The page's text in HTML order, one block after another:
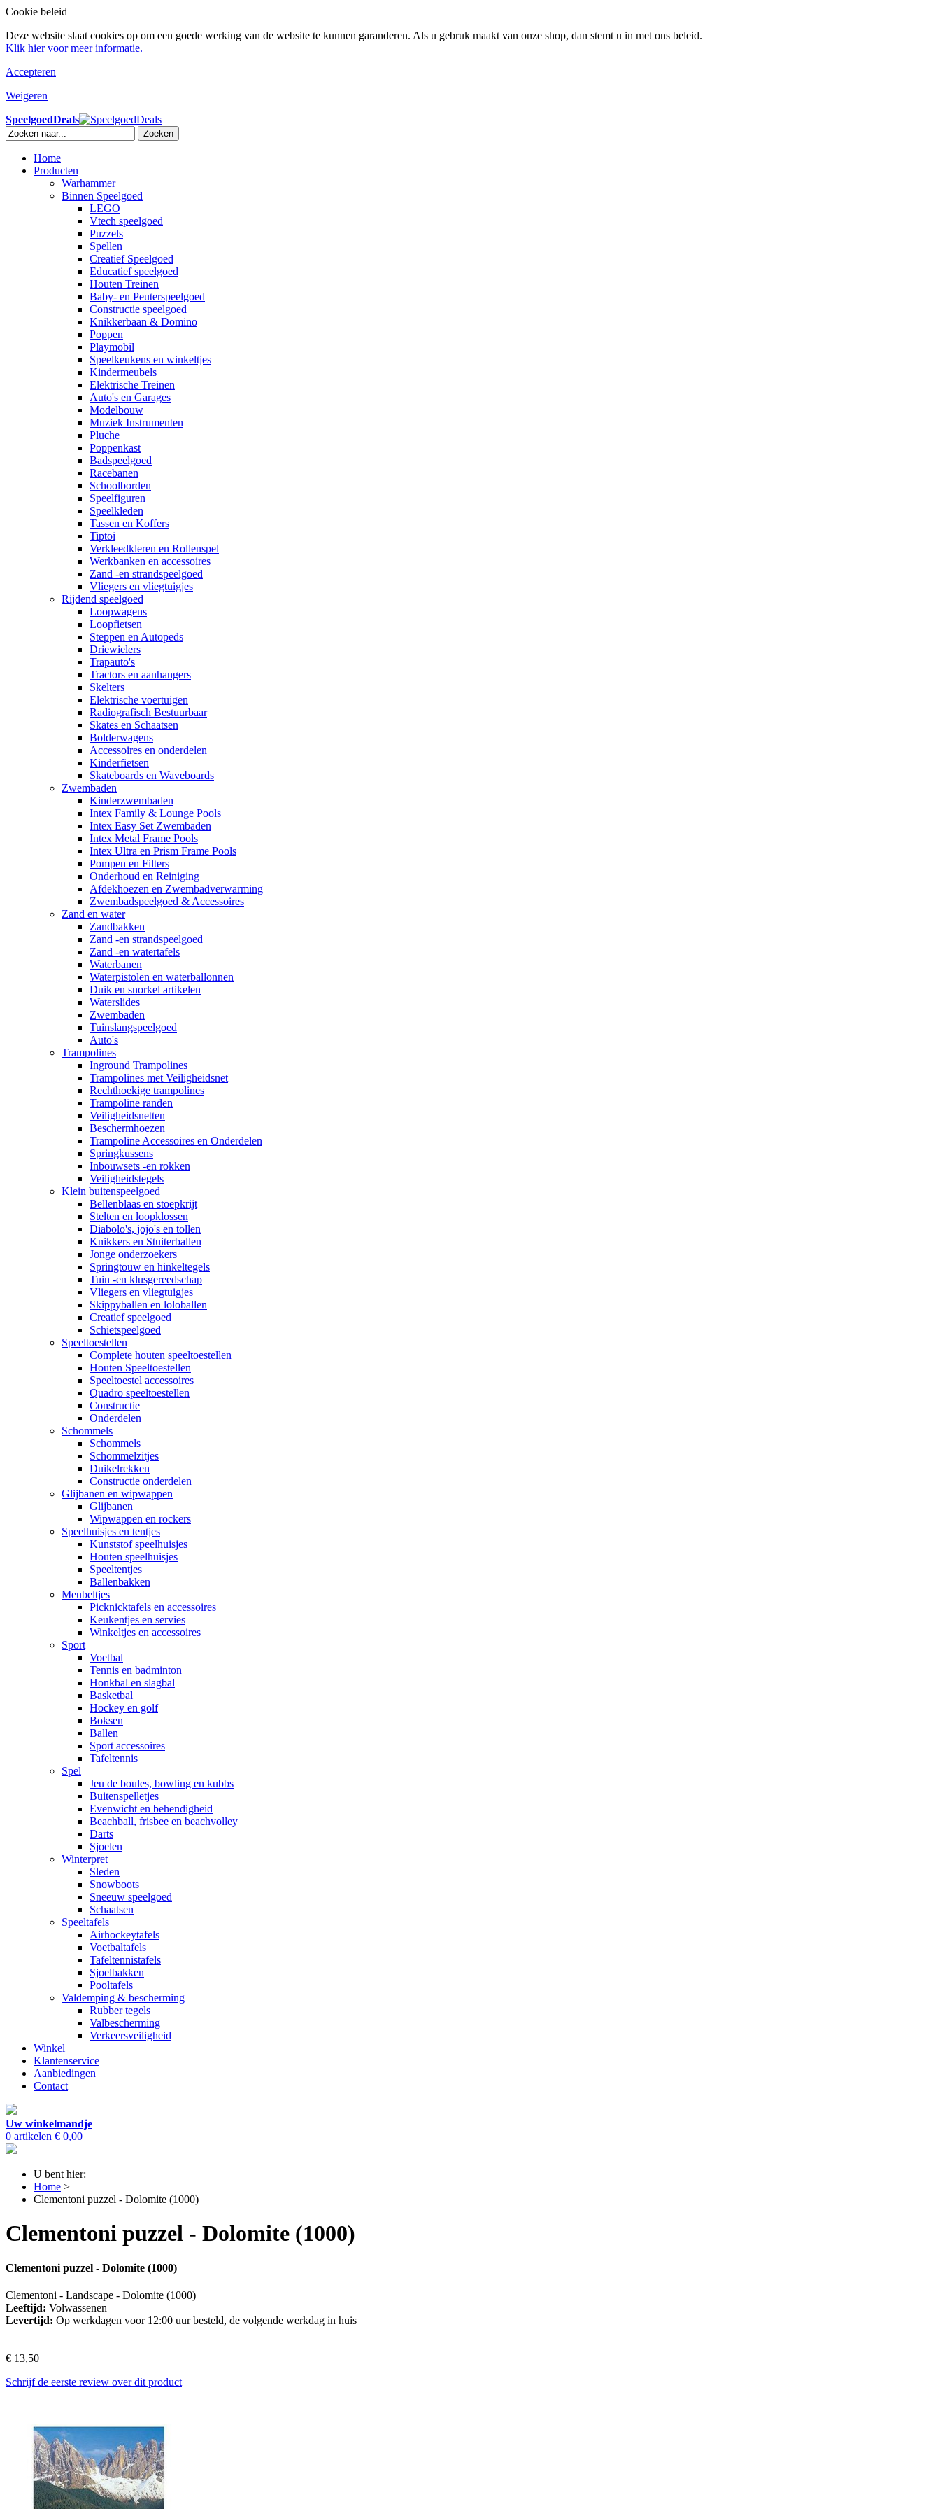
Cookie beleid
Deze website slaat cookies op om een goede werking van de website te kunnen garanderen. Als u gebruk maakt van onze shop, dan stemt u in met ons beleid.
Klik hier voor meer informatie.
Accepteren
Weigeren
SpeelgoedDeals
Zoeken
Home
Producten
Warhammer
Binnen Speelgoed
LEGO
Vtech speelgoed
Puzzels
Spellen
Creatief Speelgoed
Educatief speelgoed
Houten Treinen
Baby- en Peuterspeelgoed
Constructie speelgoed
Knikkerbaan & Domino
Poppen
Playmobil
Speelkeukens en winkeltjes
Kindermeubels
Elektrische Treinen
Auto's en Garages
Modelbouw
Muziek Instrumenten
Pluche
Poppenkast
Badspeelgoed
Racebanen
Schoolborden
Speelfiguren
Speelkleden
Tassen en Koffers
Tiptoi
Verkleedkleren en Rollenspel
Werkbanken en accessoires
Zand -en strandspeelgoed
Vliegers en vliegtuigjes
Rijdend speelgoed
Loopwagens
Loopfietsen
Steppen en Autopeds
Driewielers
Trapauto's
Tractors en aanhangers
Skelters
Elektrische voertuigen
Radiografisch Bestuurbaar
Skates en Schaatsen
Bolderwagens
Accessoires en onderdelen
Kinderfietsen
Skateboards en Waveboards
Zwembaden
Kinderzwembaden
Intex Family & Lounge Pools
Intex Easy Set Zwembaden
Intex Metal Frame Pools
Intex Ultra en Prism Frame Pools
Pompen en Filters
Onderhoud en Reiniging
Afdekhoezen en Zwembadverwarming
Zwembadspeelgoed & Accessoires
Zand en water
Zandbakken
Zand -en strandspeelgoed
Zand -en watertafels
Waterbanen
Waterpistolen en waterballonnen
Duik en snorkel artikelen
Waterslides
Zwembaden
Tuinslangspeelgoed
Auto's
Trampolines
Inground Trampolines
Trampolines met Veiligheidsnet
Rechthoekige trampolines
Trampoline randen
Veiligheidsnetten
Beschermhoezen
Trampoline Accessoires en Onderdelen
Springkussens
Inbouwsets -en rokken
Veiligheidstegels
Klein buitenspeelgoed
Bellenblaas en stoepkrijt
Stelten en loopklossen
Diabolo's, jojo's en tollen
Knikkers en Stuiterballen
Jonge onderzoekers
Springtouw en hinkeltegels
Tuin -en klusgereedschap
Vliegers en vliegtuigjes
Skippyballen en loloballen
Creatief speelgoed
Schietspeelgoed
Speeltoestellen
Complete houten speeltoestellen
Houten Speeltoestellen
Speeltoestel accessoires
Quadro speeltoestellen
Constructie
Onderdelen
Schommels
Schommels
Schommelzitjes
Duikelrekken
Constructie onderdelen
Glijbanen en wipwappen
Glijbanen
Wipwappen en rockers
Speelhuisjes en tentjes
Kunststof speelhuisjes
Houten speelhuisjes
Speeltentjes
Ballenbakken
Meubeltjes
Picknicktafels en accessoires
Keukentjes en servies
Winkeltjes en accessoires
Sport
Voetbal
Tennis en badminton
Honkbal en slagbal
Basketbal
Hockey en golf
Boksen
Ballen
Sport accessoires
Tafeltennis
Spel
Jeu de boules, bowling en kubbs
Buitenspelletjes
Evenwicht en behendigheid
Beachball, frisbee en beachvolley
Darts
Sjoelen
Winterpret
Sleden
Snowboots
Sneeuw speelgoed
Schaatsen
Speeltafels
Airhockeytafels
Voetbaltafels
Tafeltennistafels
Sjoelbakken
Pooltafels
Valdemping & bescherming
Rubber tegels
Valbescherming
Verkeersveiligheid
Winkel
Klantenservice
Aanbiedingen
Contact
Uw winkelmandje
0 artikelen € 0,00
U bent hier:
Home >
Clementoni puzzel - Dolomite (1000)
Clementoni puzzel - Dolomite (1000)
Clementoni puzzel - Dolomite (1000)
Clementoni - Landscape - Dolomite (1000)
Leeftijd: Volwassenen
Levertijd: Op werkdagen voor 12:00 uur besteld, de volgende werkdag in huis
€ 13,50
Schrijf de eerste review over dit product